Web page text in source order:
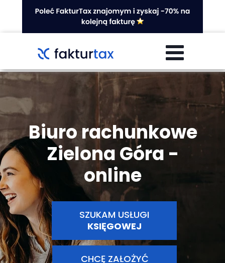
CHCĘ ZAŁOŻYĆ
SZUKAM USŁUGI
KSIĘGOWEJ
Biuro rachunkowe
Zielona Góra -
online